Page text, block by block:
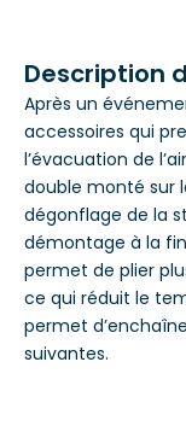
Description
Après un
accessoires qui
l’évacuation de
double monté sur
dégonflage de la
démontage à la
permet de plier
ce qui réduit le
permet
suivantes.